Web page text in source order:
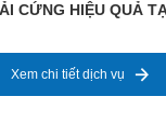
CỨNG HIỆU QUẢ
Xem chi tiết dịch vụ